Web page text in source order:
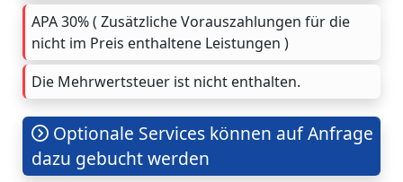
APA 30% ( Zusätzliche Vorauszahlungen für die
nicht im Preis enthaltene Leistungen )
Die Mehrwertsteuer ist nicht enthalten.
Optionale Services können auf Anfrage
dazu gebucht werden